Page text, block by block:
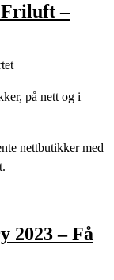
Friluft –
på nett og i
nettbutikker med
2023 – Få